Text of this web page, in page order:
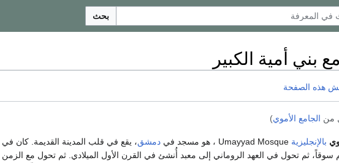
بحث
بني أمية الكبير
هذه الصفحة
من الجامع الأموي)
بالإنجليزية دمشق، يقع في قلب المدينة القديمة. كان في
سوقاً، ثم تحول في العهد الروماني إلى معبد أُنشئ في القرن الأول الميلادي. ثم تحول مع الزمن